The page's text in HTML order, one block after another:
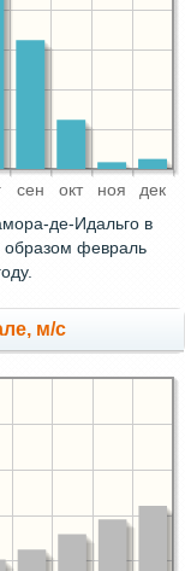
сен окт ноя дек
де-Идальго в
образом февраль
м/с